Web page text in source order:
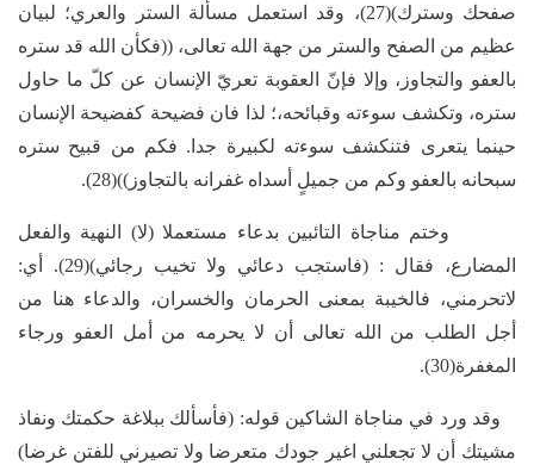
صفحك وسترك)(27)، وقد استعمل مسألة الستر والعري؛ لبيان
عظيم من الصفح والستر من جهة الله تعالى، ((فكأن الله قد ستره
بالعفو والتجاوز، وإلا فإنّ العقوبة تعريّ الإنسان عن كلّ ما حاول
ستره، وتكشف سوءته وقبائحه،؛ لذا فان فضيحة كفضيحة الإنسان
حينما يتعرى فتنكشف سوءته لكبيرة جدا. فكم من قبيح ستره
سبحانه بالعفو وكم من جميلٍ أسداه غفرانه بالتجاوز))(28).
وختم مناجاة التائبين بدعاء مستعملا (لا) النهية والفعل
المضارع، فقال : (فاستجب دعائي ولا تخيب رجائي)(29). أي:
لاتحرمني، فالخيبة بمعنى الحرمان والخسران، والدعاء هنا من
أجل الطلب من الله تعالى أن لا يحرمه من أمل العفو ورجاء
المغفرة(30).
وقد ورد في مناجاة الشاكين قوله: (فأسألك ببلاغة حكمتك ونفاذ
مشيتك أن لا تجعلني اغير جودك متعرضا ولا تصيرني للفتن غرضا)